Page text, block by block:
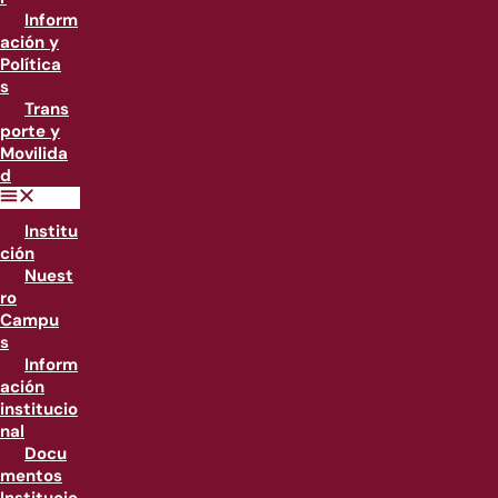
Inform
ación y
Política
s
Trans
porte y
Movilida
d
Institu
ción
Nuest
ro
Campu
s
Inform
ación
institucio
nal
Docu
mentos